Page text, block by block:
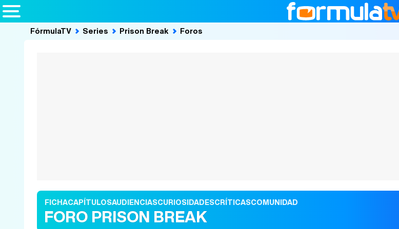
FórmulaTV Series Prison Break Foros
FICHACAPÍTULOSAUDIENCIASCURIOSIDADESCRÍTICASCOMUNIDAD
FORO PRISON BREAK